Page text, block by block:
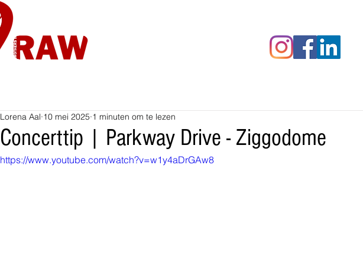
Concerttip | Parkway Drive - Ziggodome
Lorena Aal 10 mei 2025 1 minuten om te lezen
https://www.youtube.com/watch?v=w1y4aDrGAw8